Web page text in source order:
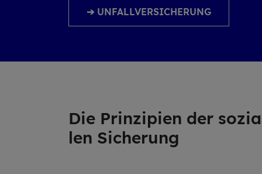
➔ UNFALLVERSICHERUNG
Die Prin­zi­pi­en der
len Si­che­rung